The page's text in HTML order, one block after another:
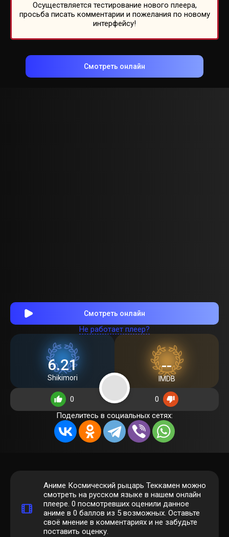
Осуществляется тестирование нового плеера,
просьба писать комментарии и пожелания по новому
интерфейсу!
Смотреть онлайн
Смотреть онлайн
Не работает плеер?
6.21
Shikimori
--
IMDB
0
0
Поделитесь в социальных сетях:
Аниме Космический рыцарь Теккамен можно
смотреть на русском языке в нашем онлайн
плеере. 0 посмотревших оценили данное
аниме в 0 баллов из 5 возможных. Оставьте
своё мнение в комментариях и не забудьте
поставить оценку.